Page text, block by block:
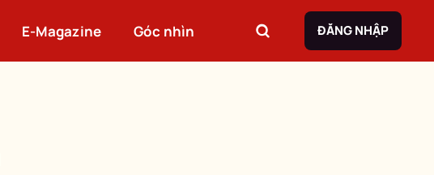
E-Magazine Góc nhìn ĐĂNG NHẬP